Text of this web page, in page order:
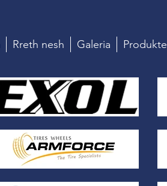
Rreth nesh Galeria Produkte